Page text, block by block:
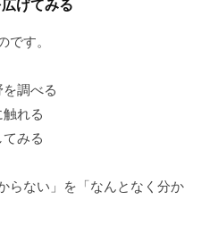
げてみる
です。
調べる
れる
みる
らない」を「なんとなく分か